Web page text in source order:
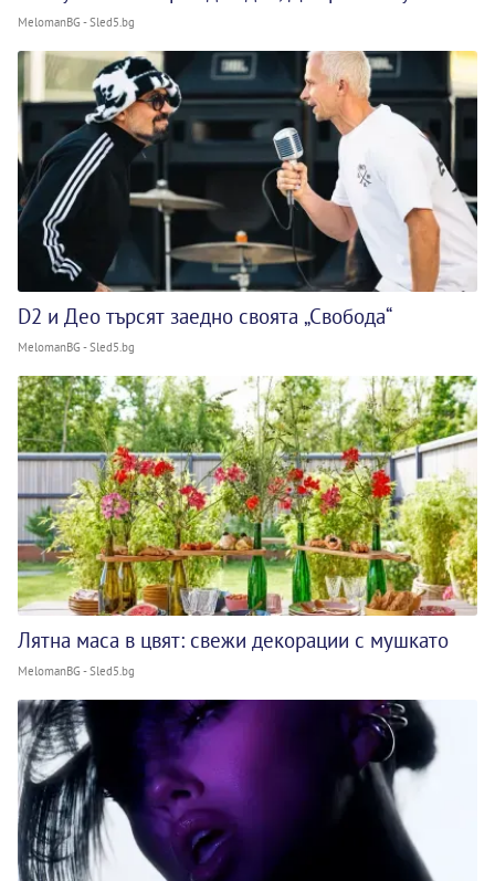
MelomanBG - Sled5.bg
D2 и Део търсят заедно своята „Свобода“
MelomanBG - Sled5.bg
Лятна маса в цвят: свежи декорации с мушкато
MelomanBG - Sled5.bg